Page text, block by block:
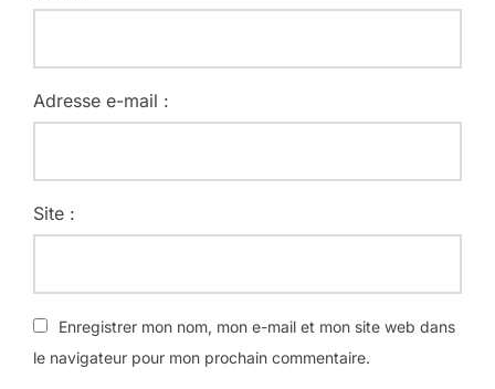
Adresse e-mail :
Site :
Enregistrer mon nom, mon e-mail et mon site web dans
le navigateur pour mon prochain commentaire.